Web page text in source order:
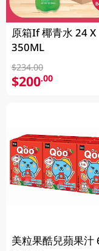
原箱If 椰青水 24 X
350ML
$234.00
$200.00
美粒果酷兒蘋果汁